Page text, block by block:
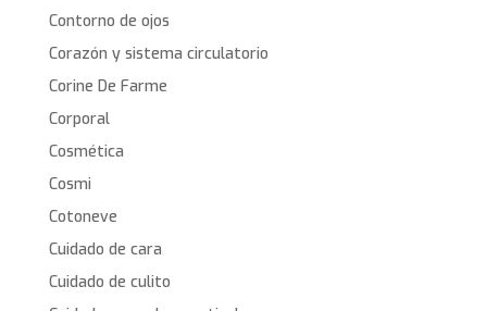
Contorno de ojos
Corazón y sistema circulatorio
Corine De Farme
Corporal
Cosmética
Cosmi
Cotoneve
Cuidado de cara
Cuidado de culito